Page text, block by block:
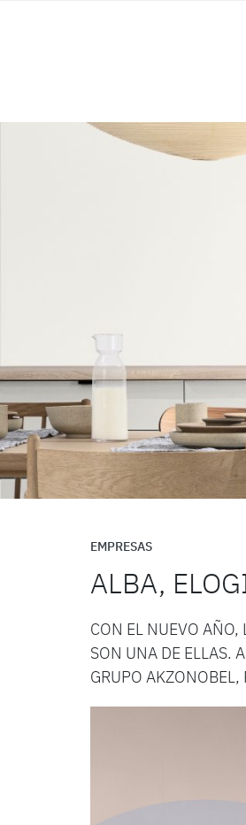
EMPRESAS
ALBA,
CON EL NUEVO AÑO,
SON UNA DE ELLAS.
GRUPO AKZONOBEL,